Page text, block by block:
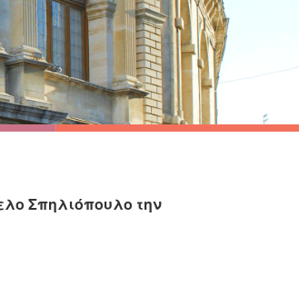
Σπηλιόπουλο την